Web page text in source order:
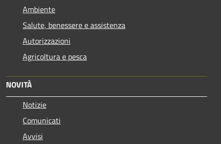
Ambiente
Salute, benessere e assistenza
Autorizzazioni
Agricoltura e pesca
NOVITÀ
Notizie
Comunicati
Avvisi